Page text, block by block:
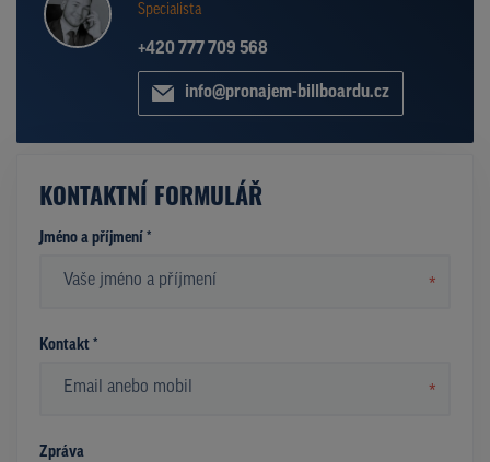
Specialista
+420 777 709 568
info@pronajem-billboardu.cz
KONTAKTNÍ FORMULÁŘ
Jméno a příjmení *
*
Kontakt *
*
Zpráva